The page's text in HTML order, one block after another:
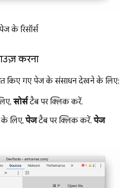
के रिसॉर्स
करना
किए गए पेज के संसाधन देखने के लिए:
सोर्सटैब पर क्लिक करें.
के लिए,पेजटैब पर क्लिक करें.पेज